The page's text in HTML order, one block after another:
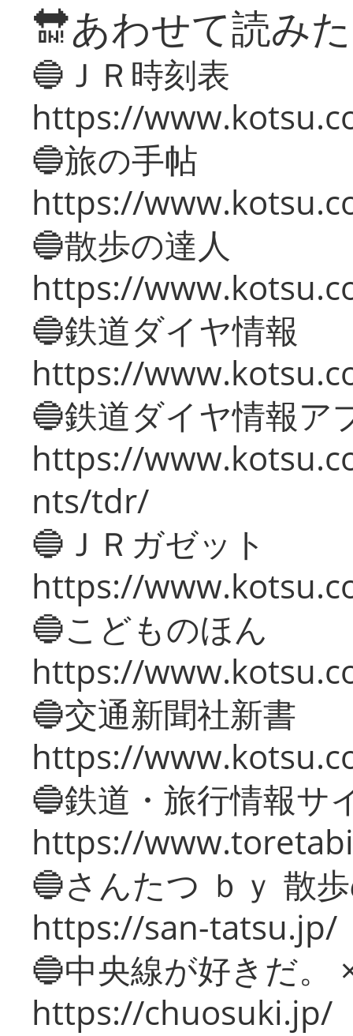
🔛あわせて読み
🔵ＪＲ時刻表
https://
🔵旅の手帖
https://
🔵散歩の達人
https://
🔵鉄道ダイヤ情報
https://
🔵鉄道ダイヤ情報ア
https://
nts/tdr/
🔵ＪＲガゼット
https://
🔵こどものほん
https://
🔵交通新聞社新書
https://
🔵鉄道・旅行情報サ
https://
🔵さんたつ ｂｙ 散
https://san-tatsu.jp/
🔵中央線が好きだ。
https://chuosuki.jp/